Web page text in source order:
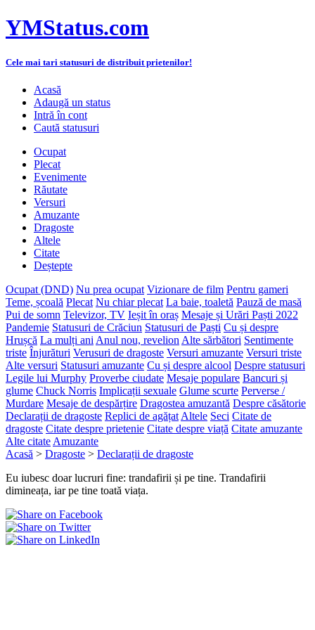
YMStatus.com
Cele mai tari statusuri de distribuit prietenilor!
Acasă
Adaugă un status
Intră în cont
Caută statusuri
Ocupat
Plecat
Evenimente
Răutate
Versuri
Amuzante
Dragoste
Altele
Citate
Deștepte
Ocupat (DND) Nu prea ocupat Vizionare de film Pentru gameri
Teme, școală Plecat Nu chiar plecat La baie, toaletă Pauză de masă
Pui de somn Televizor, TV Ieșit în oraș Mesaje și Urări Paști 2022
Pandemie Statusuri de Crăciun Statusuri de Paști Cu și despre
Hrușcă La mulți ani Anul nou, revelion Alte sărbători Sentimente
triste Înjurături Verusuri de dragoste Versuri amuzante Versuri triste
Alte versuri Statusuri amuzante Cu și despre alcool Despre statusuri
Legile lui Murphy Proverbe ciudate Mesaje populare Bancuri și
glume Chuck Norris Implicații sexuale Glume scurte Perverse /
Murdare Mesaje de despărțire Dragostea amuzantă Despre căsătorie
Declarații de dragoste Replici de agățat Altele Seci Citate de
dragoste Citate despre prietenie Citate despre viață Citate amuzante
Alte citate Amuzante
Acasă > Dragoste > Declarații de dragoste
Eu iubesc doar lucruri fine: trandafirii și pe tine. Trandafirii
dimineața, iar pe tine toată viața.